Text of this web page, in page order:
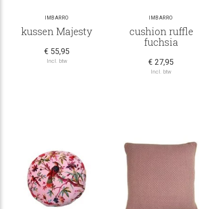
IMBARRO
kussen Majesty
€ 55,95
Incl. btw
IMBARRO
cushion ruffle
fuchsia
€ 27,95
Incl. btw